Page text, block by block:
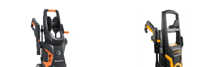
was:
665.00 ₾.
was:
550.00 ₾.